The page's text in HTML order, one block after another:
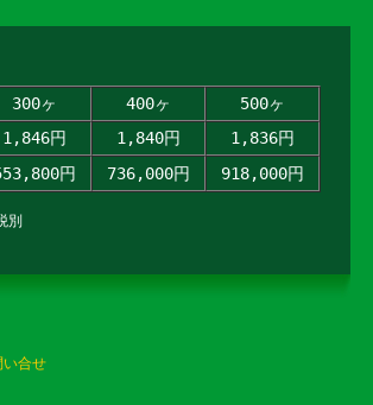
300ヶ 400ヶ
500ヶ
1,846円 1,840円
1,836円
円 736,000円 918,000円
別
い合せ